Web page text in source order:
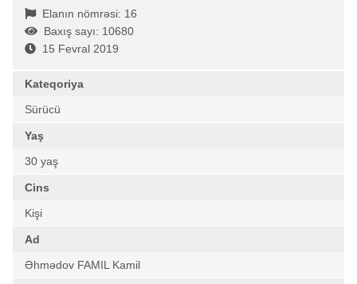
Elanın nömrəsi: 16
Baxış sayı: 10680
15 Fevral 2019
Kateqoriya
Sürücü
Yaş
30 yaş
Cins
Kişi
Ad
Əhmədov FAMIL Kamil